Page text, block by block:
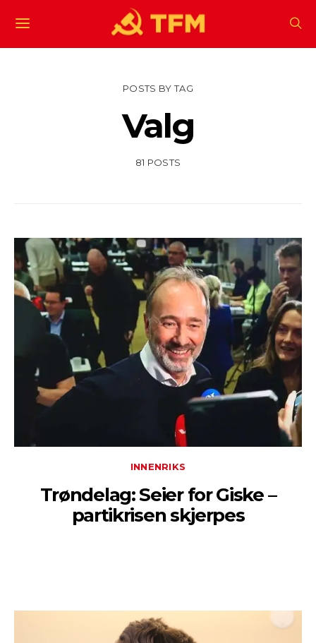
POSTS BY TAG
Valg
81 POSTS
INNENRIKS
Trøndelag: Seier for Giske –
partikrisen skjerpes